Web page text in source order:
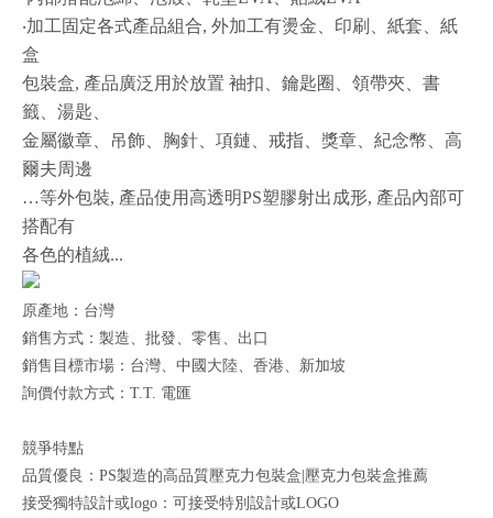
‧加工固定各式產品組合, 外加工有燙金、印刷、紙套、紙
盒
包裝盒, 產品廣泛用於放置 袖扣、鑰匙圈、領帶夾、書
籤、湯匙、
金屬徽章、吊飾、胸針、項鏈、戒指、獎章、紀念幣、高
爾夫周邊
…等外包裝, 產品使用高透明PS塑膠射出成形, 產品內部可
搭配有
各色的植絨...
原產地：台灣
銷售方式：製造、批發、零售、出口
銷售目標市場：台灣、中國大陸、香港、新加坡
詢價付款方式：T.T. 電匯
競爭特點
品質優良：PS製造的高品質壓克力包裝盒|壓克力包裝盒推薦
接受獨特設計或logo：可接受特別設計或LOGO